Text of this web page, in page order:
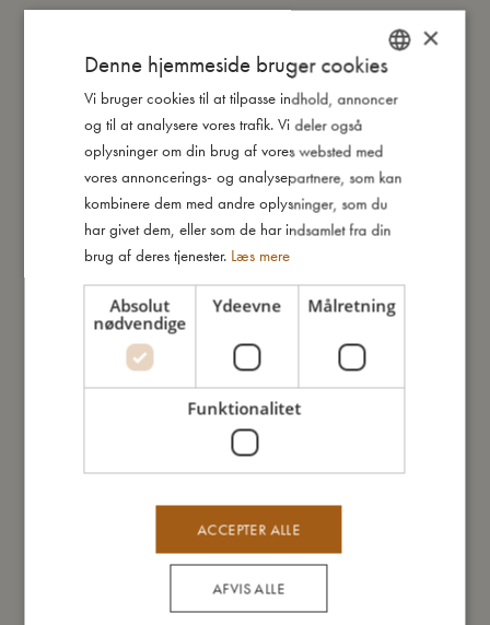
Du vil måske også kunne lide
DANISH
GERMAN
×
Denne hjemmeside bruger cookies
Vi bruger cookies til at tilpasse indhold, annoncer
og til at analysere vores trafik. Vi deler også
oplysninger om din brug af vores websted med
vores annoncerings- og analysepartnere, som kan
kombinere dem med andre oplysninger, som du
har givet dem, eller som de har indsamlet fra din
brug af deres tjenester. Læs mere
Absolut
nødvendige
Ydeevne Målretning
Funktionalitet
ACCEPTER ALLE
AFVIS ALLE